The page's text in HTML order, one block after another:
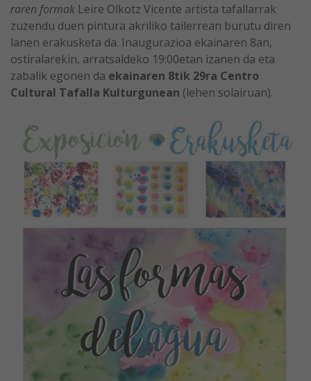
raren formak Leire Olkotz Vicente artista tafallarrak
zuzendu duen pintura akriliko tailerrean burutu diren
lanen erakusketa da. Inaugurazioa ekainaren 8an,
ostiralarekin, arratsaldeko 19:00etan izanen da eta
zabalik egonen da ekainaren 8tik 29ra Centro
Cultural Tafalla Kulturgunean (lehen solairuan).